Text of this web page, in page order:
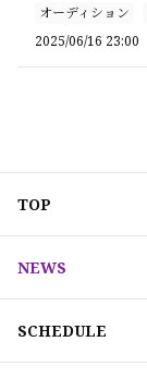
オーディション
2025/06/16 23:00
TOP
NEWS
SCHEDULE